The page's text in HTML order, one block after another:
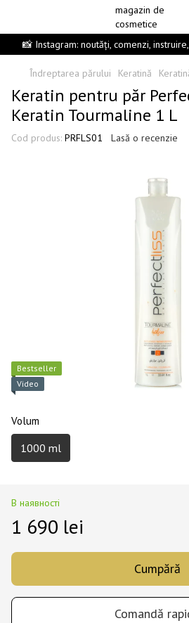
📸 Instagram: noutăți, comenzi,
Îndreptarea părului Keratină
Keratin pentru păr
Keratin Tourmaline 1 L
Cod produs: PRFLS01 Lasă o recenzie
Best­seller
Video
Volum
1000 ml
В наявності
1 690 lei
Cumpără
Comandă